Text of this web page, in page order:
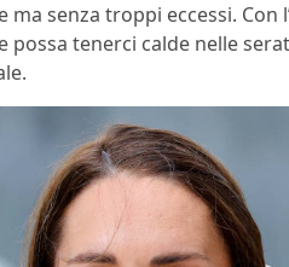
senza troppi eccessi. Con
possa tenerci calde nelle